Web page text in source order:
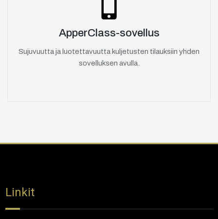
ApperClass-sovellus
Sujuvuutta ja luotettavuutta kuljetusten tilauksiin yhden
sovelluksen avulla.
Linkit